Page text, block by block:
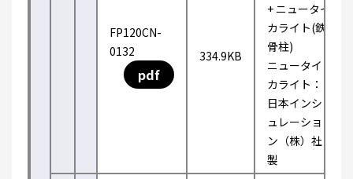
FP120CN-
0132
pdf
334.9KB
+ ニュータイ
カライト(鉄
骨柱)
ニュータイ
カライト：
日本インシ
ュレーショ
ン（株）社
製